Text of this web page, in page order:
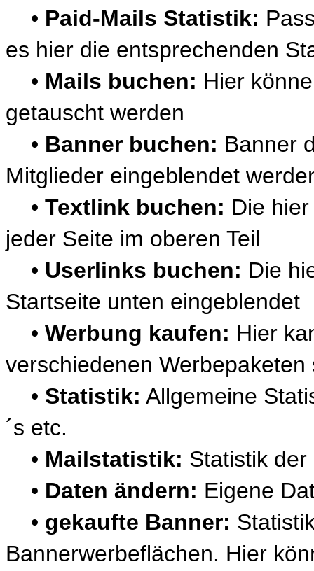
• Paid-Mails Statistik:
es hier die entsprechenden
• Mails buchen: Hier
getauscht werden
• Banner buchen: Banner
Mitglieder eingeblendet
• Textlink buchen: Die
jeder Seite im oberen Teil
• Userlinks buchen: Die
Startseite unten eingeblendet
• Werbung kaufen: Hier
verschiedenen
• Statistik: Allgemeine
´s etc.
• Mailstatistik: Statistik
• Daten ändern: Eigene
• gekaufte Banner:
Bannerwerbeflächen. Hier